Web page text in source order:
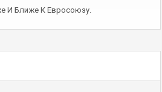
И Ближе К Евросоюзу.